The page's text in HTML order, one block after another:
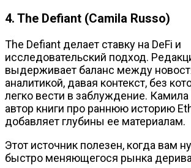
4. The Defiant (Camila Russo)
The Defiant делает ставку на DeFi и
исследовательский подход.
выдерживает баланс между
аналитикой, давая контекст, без
легко вести в заблуждение.
автор книги про раннюю историю
добавляет глубины ее материалам.
Этот источник полезен, когда вам
быстро меняющегося рынка